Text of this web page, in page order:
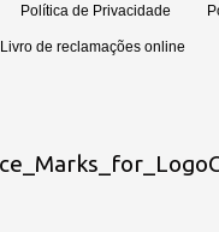
Política de Privacidade
Livro de reclamações online